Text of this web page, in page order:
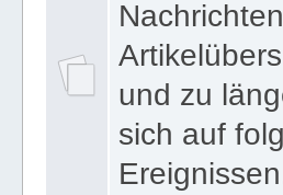
★ Dieses
und zu
sich auf